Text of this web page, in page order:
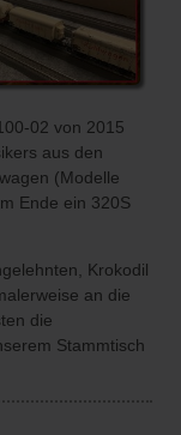
02 von 2015
aus den
(Modelle
Ende ein 320S
Krokodil
an die
die
Stammtisch